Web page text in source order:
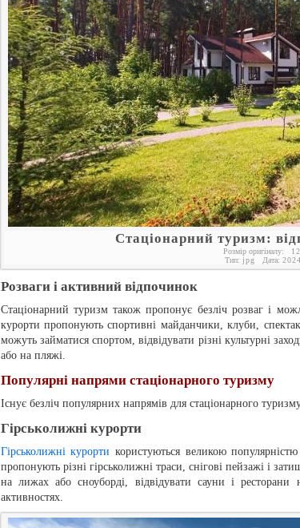
Стаціонарний туризм:
Розмір оригіналу:
Тип: jpg Дата:
Розваги і активний відпочинок
Стаціонарний туризм також пропонує безліч розваг і
курорти пропонують спортивні майданчики, клуби,
можуть займатися спортом, відвідувати різні культурні
або на пляжі.
Популярні напрями стаціонарного туризму
Існує безліч популярних напрямів для стаціонарного
Гірськолижні курорти
Гірськолижні курорти користуються великою
пропонують різні гірськолижні траси, снігові пейзажі і
на лижах або сноуборді, відвідувати сауни і
активностях.